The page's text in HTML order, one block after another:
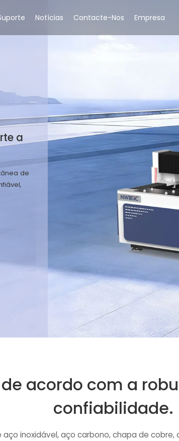
Notícias Contacte-Nos Empresa
a
de
acordo com a
confiabilidade.
inoxidável, aço carbono, chapa de